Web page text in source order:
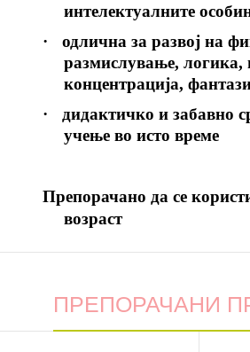
интелектуалните
·
одлична за развој на
размислување, логика,
концентрација,
·
дидактичко и забавно
учење во исто време
Препорачано да се
возраст
ПРЕПОРАЧАНИ